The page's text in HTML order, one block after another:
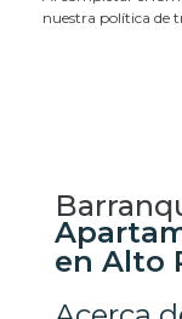
nuestra política de
en Alto